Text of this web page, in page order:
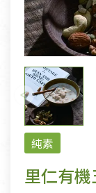
純素
里仁有